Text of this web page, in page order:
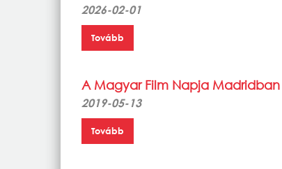
2026-02-01
Tovább
A Magyar Film Napja Madridban
2019-05-13
Tovább